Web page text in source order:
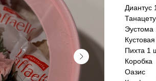
Диантус
Эустома
Пихта 1
Коробка
Оазис